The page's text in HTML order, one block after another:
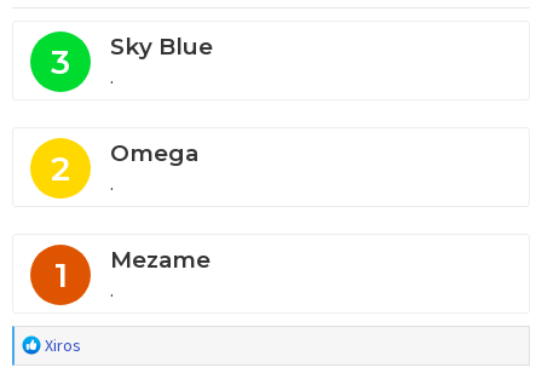
s
3 Sky Blue
.
2 Omega
.
1 Mezame
.
R
e
Xiros